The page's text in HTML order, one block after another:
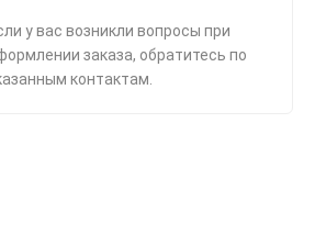
у вас возникли вопросы при
заказа, обратитесь по
контактам.